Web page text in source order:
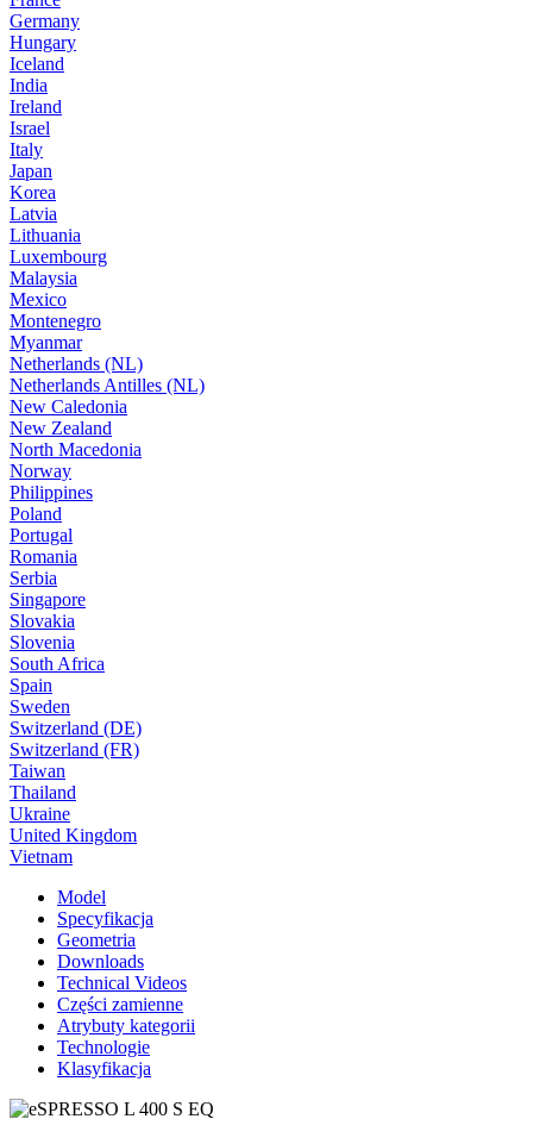
Germany
Hungary
Iceland
India
Ireland
Israel
Italy
Japan
Korea
Latvia
Lithuania
Luxembourg
Malaysia
Mexico
Montenegro
Myanmar
Netherlands (NL)
Netherlands Antilles (NL)
New Caledonia
New Zealand
North Macedonia
Norway
Philippines
Poland
Portugal
Romania
Serbia
Singapore
Slovakia
Slovenia
South Africa
Spain
Sweden
Switzerland (DE)
Switzerland (FR)
Taiwan
Thailand
Ukraine
United Kingdom
Vietnam
Model
Specyfikacja
Geometria
Downloads
Technical Videos
Części zamienne
Atrybuty kategorii
Technologie
Klasyfikacja